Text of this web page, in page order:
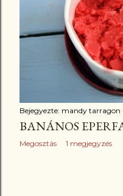
Bejegyezte: mandy tarragon
BANÁNOS
Megosztás 1 megjegyzés